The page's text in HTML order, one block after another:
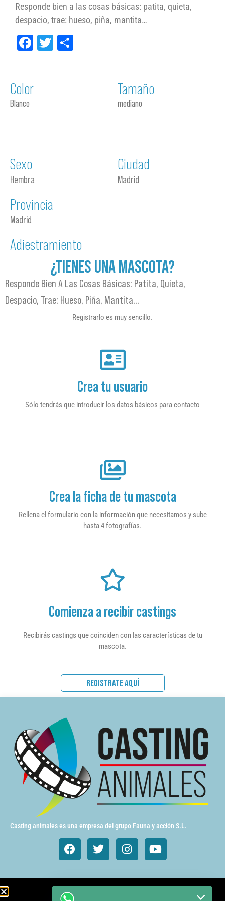
Responde bien a las cosas básicas: patita, quieta,
despacio, trae: hueso, piña, mantita…
Facebook
Twitter
Color
Blanco
Tamaño
mediano
Sexo
Hembra
Ciudad
Madrid
Provincia
Madrid
Adiestramiento
¿TIENES UNA MASCOTA?
Responde Bien A Las Cosas Básicas: Patita, Quieta,
Despacio, Trae: Hueso, Piña, Mantita…
Registrarlo es muy sencillo.
Crea tu usuario
Sólo tendrás que introducir los datos básicos para contacto
Crea la ficha de tu mascota
Rellena el formulario con la información que necesitamos y sube
hasta 4 fotografías.
Comienza a recibir castings
Recibirás castings que coinciden con las características de tu
mascota.
REGISTRATE AQUÍ
Casting animales es una empresa del grupo Fauna y acción S.L.
Animales de cine y TV